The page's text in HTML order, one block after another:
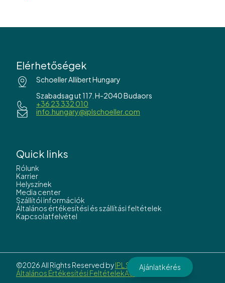
Ajánlatkérés
Elérhetőségek
Schoeller Allibert Hungary
Szabadsag ut 117. H-2040 Budaors
+36 23 332 010
info.hungary@iplschoeller.com
Quick links
Rólunk
Karrier
Helyszínek
Media center
Szállítói információk
Általános értékesítési és szállítási feltételek
Kapcsolatfelvétel
©2026 All Rights Reserved byIPL Schoeller.
Általános Értékesítési FeltételekAdatvédelem